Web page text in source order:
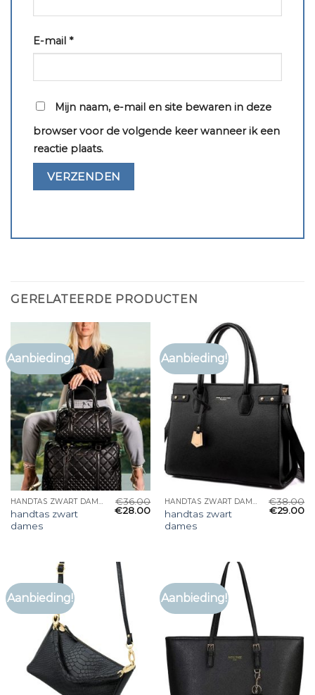
E-mail *
Mijn naam, e-mail en site bewaren in deze
browser voor de volgende keer wanneer ik een
reactie plaats.
GERELATEERDE PRODUCTEN
Aanbieding!
HANDTAS ZWART DAMES
handtas zwart
dames
€36.00
€28.00
Aanbieding!
HANDTAS ZWART DAMES
handtas zwart
dames
€38.00
€29.00
Aanbieding! Aanbieding!